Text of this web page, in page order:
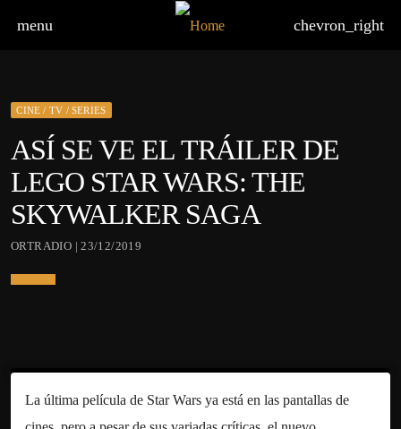
menu chevron_right
CINE / TV / SERIES
ASÍ SE VE EL TRÁILER DE
LEGO STAR WARS: THE
SKYWALKER SAGA
ORTRADIO | 23/12/2019
La última película de Star Wars ya está en las pantallas de